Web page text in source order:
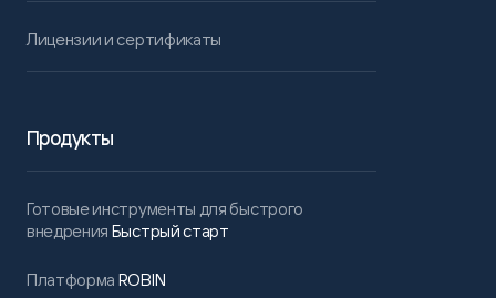
Лицензии и сертификаты
Продукты
Готовые инструменты для быстрого
внедрения Быстрый старт
Платформа ROBIN